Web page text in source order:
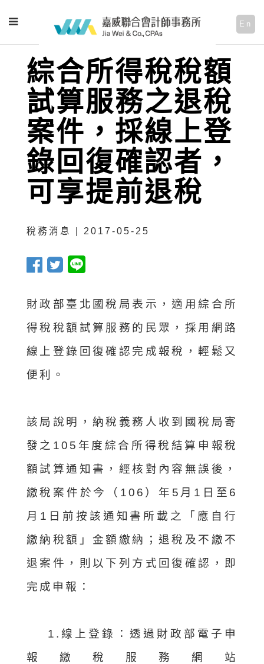
En
綜合所得稅稅額
試算服務之退稅
案件，採線上登
錄回復確認者，
可享提前退稅
稅務消息 | 2017-05-25
財政部臺北國稅局表示，適用綜合所
得稅稅額試算服務的民眾，採用網路
線上登錄回復確認完成報稅，輕鬆又
便利。
該局說明，納稅義務人收到國稅局寄
發之105年度綜合所得稅結算申報稅
額試算通知書，經核對內容無誤後，
繳稅案件於今（106）年5月1日至6
月1日前按該通知書所載之「應自行
繳納稅額」金額繳納；退稅及不繳不
退案件，則以下列方式回復確認，即
完成申報：
1.線上登錄：透過財政部電子申
報繳稅服務網站